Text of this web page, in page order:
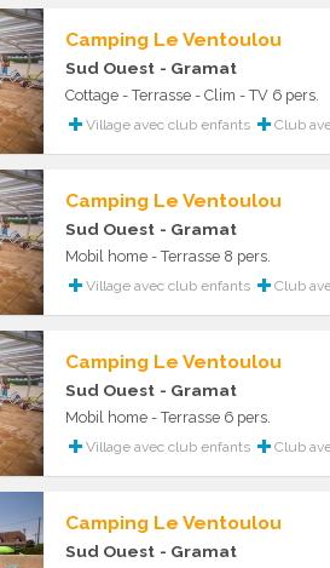
Camping Le Ventoulou
Sud Ouest - Gramat
Cottage - Terrasse - Clim - TV 6 pers.
Village avec club enfants Club
Camping Le Ventoulou
Sud Ouest - Gramat
Mobil home - Terrasse 8 pers.
Village avec club enfants Club
Camping Le Ventoulou
Sud Ouest - Gramat
Mobil home - Terrasse 6 pers.
Village avec club enfants Club
Camping Le Ventoulou
Sud Ouest - Gramat